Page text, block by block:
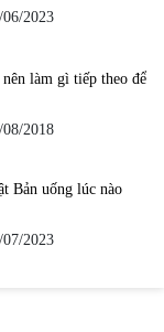
06/2023
làm gì tiếp theo để
08/2018
Bản uống lúc nào
07/2023